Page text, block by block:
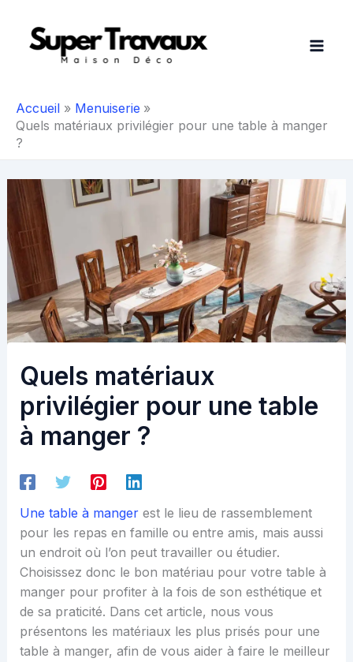
contenu
Accueil
Menuiserie
Quels matériaux privilégier pour une table à manger
?
Quels matériaux
privilégier pour une table
à manger ?
Une table à mangerest le lieu de rassemblement
pour les repas en famille ou entre amis, mais aussi
un endroit où l’on peut travailler ou étudier.
Choisissez donc le bon matériau pour votre table à
manger pour profiter à la fois de son esthétique et
de sa praticité. Dans cet article, nous vous
présentons les matériaux les plus prisés pour une
table à manger, afin de vous aider à faire le meilleur